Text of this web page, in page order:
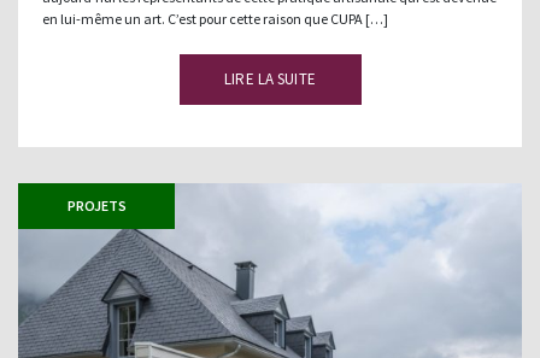
en lui-même un art. C’est pour cette raison que CUPA […]
LIRE LA SUITE
PROJETS